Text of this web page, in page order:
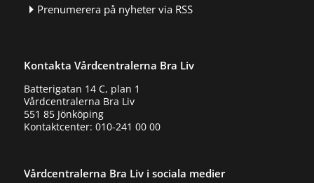
Prenumerera på nyheter via RSS
Kontakta Vårdcentralerna Bra Liv
Batterigatan 14 C, plan 1
Vårdcentralerna Bra Liv
551 85 Jönköping
Kontaktcenter: 010-241 00 00
Vårdcentralerna Bra Liv i sociala medier